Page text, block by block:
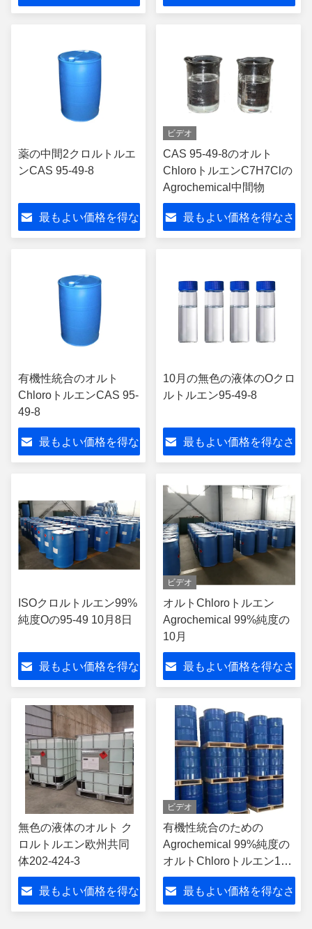
薬の中間2クロルトルエ
ンCAS 95-49-8
最もよい価格を得な
ビデオ
CAS 95-49-8のオルト
ChloroトルエンC7H7Clの
Agrochemical中間物
最もよい価格を得なさ
有機性統合のオルト
ChloroトルエンCAS 95-
49-8
最もよい価格を得な
10月の無色の液体のOクロ
ルトルエン95-49-8
最もよい価格を得なさ
ISOクロルトルエン99%
純度Oの95-49 10月8日
最もよい価格を得な
ビデオ
オルトChloroトルエン
Agrochemical 99%純度の
10月
最もよい価格を得なさ
無色の液体のオルト ク
ロルトルエン欧州共同
体202-424-3
最もよい価格を得な
ビデオ
有機性統合のための
Agrochemical 99%純度の
オルトChloroトルエン10
月
最もよい価格を得なさ